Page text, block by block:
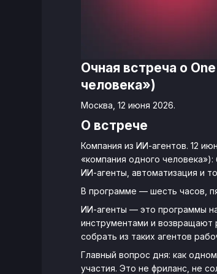
Очная встреча о
человека»)
Москва, 12 июня 2026.
О встрече
Компания из ИИ-агентов. 12
«компания одного
ИИ-агенты, автоматизация и
В программе — шесть часов,
ИИ-агенты — это программы
инструментами и возвращают
собрать из таких агентов
Главный вопрос дня: как
участия. Это не фриланс, не